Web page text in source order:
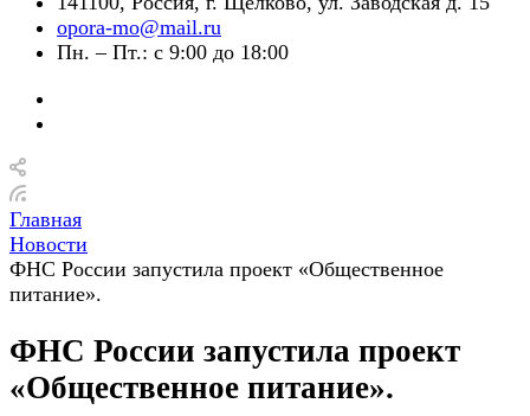
opora-mo@mail.ru
Пн. – Пт.: с 9:00 до 18:00
Главная
Новости
ФНС России запустила проект «Общественное
питание».
ФНС России запустила проект
«Общественное питание».